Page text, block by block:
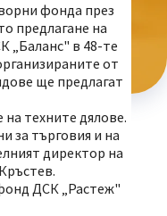
фонда през
предлагане на
„Баланс" в 48-те
от
ще предлагат
техните дялове.
за търговия и на
директор на
ДСК „Растеж"